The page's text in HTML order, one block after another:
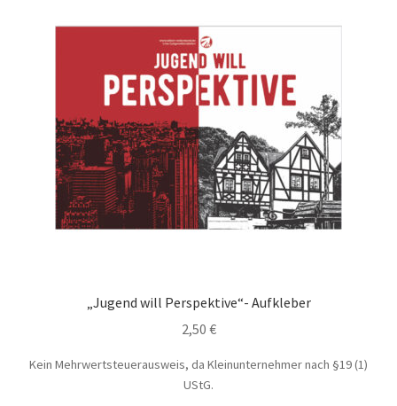
„Jugend will Perspektive“- Aufkleber
2,50 €
Kein Mehrwertsteuerausweis, da Kleinunternehmer nach §19 (1)
UStG.